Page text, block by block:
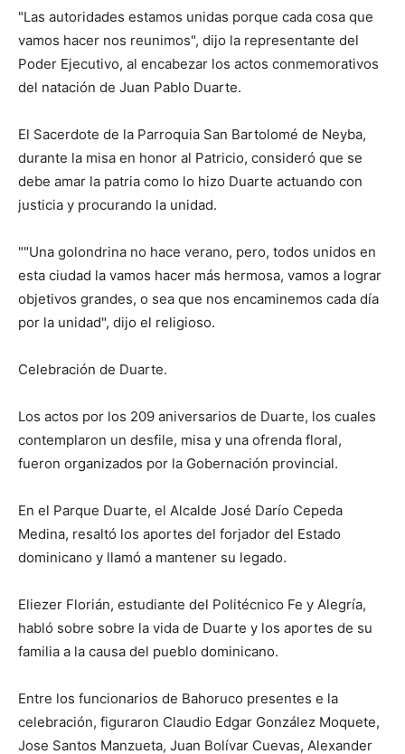
"Las autoridades estamos unidas porque cada cosa que
vamos hacer nos reunimos", dijo la representante del
Poder Ejecutivo, al encabezar los actos conmemorativos
del natación de Juan Pablo Duarte.
El Sacerdote de la Parroquia San Bartolomé de Neyba,
durante la misa en honor al Patricio, consideró que se
debe amar la patria como lo hizo Duarte actuando con
justicia y procurando la unidad.
""Una golondrina no hace verano, pero, todos unidos en
esta ciudad la vamos hacer más hermosa, vamos a lograr
objetivos grandes, o sea que nos encaminemos cada día
por la unidad", dijo el religioso.
Celebración de Duarte.
Los actos por los 209 aniversarios de Duarte, los cuales
contemplaron un desfile, misa y una ofrenda floral,
fueron organizados por la Gobernación provincial.
En el Parque Duarte, el Alcalde José Darío Cepeda
Medina, resaltó los aportes del forjador del Estado
dominicano y llamó a mantener su legado.
Eliezer Florián, estudiante del Politécnico Fe y Alegría,
habló sobre sobre la vida de Duarte y los aportes de su
familia a la causa del pueblo dominicano.
Entre los funcionarios de Bahoruco presentes e la
celebración, figuraron Claudio Edgar González Moquete,
Jose Santos Manzueta, Juan Bolívar Cuevas, Alexander